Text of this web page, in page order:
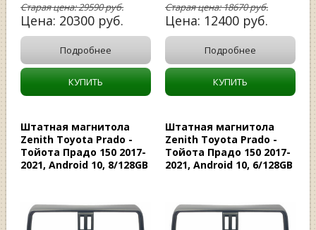
Старая цена:29590руб.
Цена: 20300 руб.
Подробнее
КУПИТЬ
Старая цена:18670руб.
Цена: 12400 руб.
Подробнее
КУПИТЬ
Штатная магнитола
Zenith Toyota Prado -
Тойота Прадо 150 2017-
2021, Android 10, 8/128GB
Штатная магнитола
Zenith Toyota Prado -
Тойота Прадо 150 2017-
2021, Android 10, 6/128GB